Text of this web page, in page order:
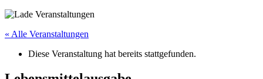
« Alle Veranstaltungen
Diese Veranstaltung hat bereits stattgefunden.